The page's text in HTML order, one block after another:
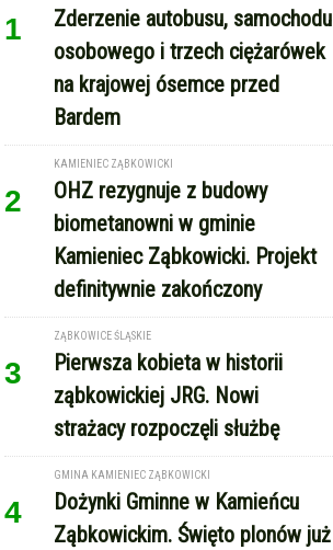
1
Zderzenie autobusu, samochodu
osobowego i trzech ciężarówek
na krajowej ósemce przed
Bardem
2
KAMIENIEC ZĄBKOWICKI
OHZ rezygnuje z budowy
biometanowni w gminie
Kamieniec Ząbkowicki. Projekt
definitywnie zakończony
3
ZĄBKOWICE ŚLĄSKIE
Pierwsza kobieta w historii
ząbkowickiej JRG. Nowi
strażacy rozpoczęli służbę
4
GMINA KAMIENIEC ZĄBKOWICKI
Dożynki Gminne w Kamieńcu
Ząbkowickim. Święto plonów już